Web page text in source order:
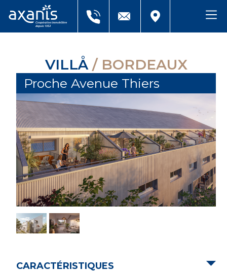
VILLÅ / BORDEAUX
Proche Avenue Thiers
CARACTÉRISTIQUES